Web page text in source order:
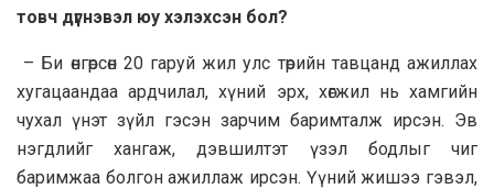
товч дүгнэвэл юу хэлэхсэн бол?
– Би өнгөрсөн 20 гаруй жил улс төрийн тавцанд ажиллах
хугацаандаа ардчилал, хүний эрх, хөгжил нь хамгийн
чухал үнэт зүйл гэсэн зарчим баримталж ирсэн. Эв
нэгдлийг хангаж, дэвшилтэт үзэл бодлыг чиг
баримжаа болгон ажиллаж ирсэн. Үүний жишээ гэвэл,